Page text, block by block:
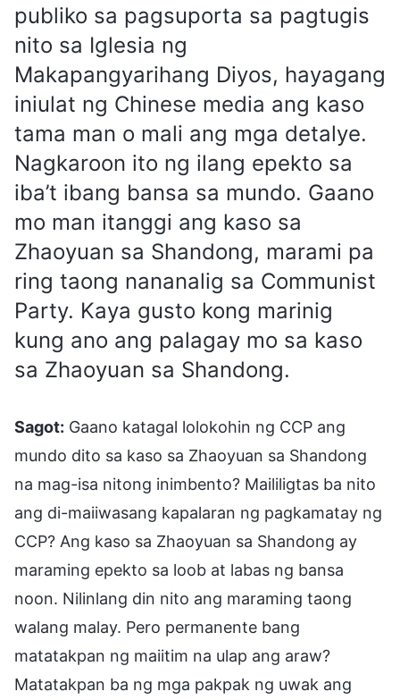
publiko sa pagsuporta sa pagtugis
nito sa Iglesia ng
Makapangyarihang Diyos, hayagang
iniulat ng Chinese media ang kaso
tama man o mali ang mga detalye.
Nagkaroon ito ng ilang epekto sa
iba’t ibang bansa sa mundo. Gaano
mo man itanggi ang kaso sa
Zhaoyuan sa Shandong, marami pa
ring taong nananalig sa Communist
Party. Kaya gusto kong marinig
kung ano ang palagay mo sa kaso
sa Zhaoyuan sa Shandong.
Sagot: Gaano katagal lolokohin ng CCP ang
mundo dito sa kaso sa Zhaoyuan sa Shandong
na mag-isa nitong inimbento? Maililigtas ba nito
ang di-maiiwasang kapalaran ng pagkamatay ng
CCP? Ang kaso sa Zhaoyuan sa Shandong ay
maraming epekto sa loob at labas ng bansa
noon. Nilinlang din nito ang maraming taong
walang malay. Pero permanente bang
matatakpan ng maiitim na ulap ang araw?
Matatakpan ba ng mga pakpak ng uwak ang